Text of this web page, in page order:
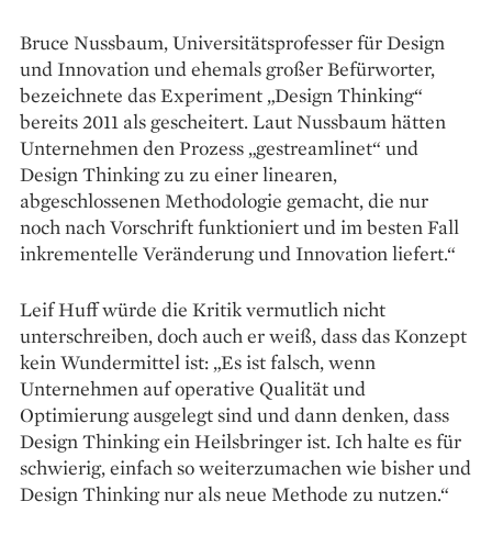
Bruce Nussbaum, Universitätsprofesser für Design
und Innovation und ehemals großer Befürworter,
bezeichnete das Experiment „Design Thinking“
bereits 2011 als gescheitert. Laut Nussbaum hätten
Unternehmen den Prozess „gestreamlinet“ und
Design Thinking zu zu einer linearen,
abgeschlossenen Methodologie gemacht, die nur
noch nach Vorschrift funktioniert und im besten Fall
inkrementelle Veränderung und Innovation liefert.“
Leif Huff würde die Kritik vermutlich nicht
unterschreiben, doch auch er weiß, dass das Konzept
kein Wundermittel ist: „Es ist falsch, wenn
Unternehmen auf operative Qualität und
Optimierung ausgelegt sind und dann denken, dass
Design Thinking ein Heilsbringer ist. Ich halte es für
schwierig, einfach so weiterzumachen wie bisher und
Design Thinking nur als neue Methode zu nutzen.“